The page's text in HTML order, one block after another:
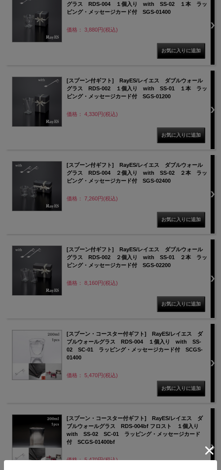
グラス RDS-004 １個入り with SS-02 １本 ラッ
ピング・メッセージカード付 SGS-01400
価格： 3,880円(税込)
[スプーン付ギフト] RayES/レイエス ダブルウォール
グラス RDS-002 １個入り with SS-01 １本 ラッ
ピング・メッセージカード付 SGS-01200
価格： 4,330円(税込)
[スプーン付ギフト] RayES/レイエス ダブルウォール
グラス RDS-004 ２個入り with SS-02 ２本 ラッ
ピング・メッセージカード付 SGS-02400
価格： 7,260円(税込)
[スプーン付ギフト] RayES/レイエス ダブルウォール
グラス RDS-002 ２個入り with SS-01 ２本 ラッ
ピング・メッセージカード付 SGS-02200
価格： 8,160円(税込)
[スプーン・コースター付ギフト] RayES/レイエス ダ
ブルウォールグラス RDS-004 １個入り with SS-
02 SC-01 ラッピング・メッセージカード付 SCGS-
01400
価格： 5,470円(税込)
[スプーン・コースター付ギフト] RayES/レイエス ダ
ブルウォールグラス RDS-004bf フロスト １個入り
with SS-02 SC-01 ラッピング・メッセージカード
付 SCGS-01400bf
価格： 5,470円(税込)